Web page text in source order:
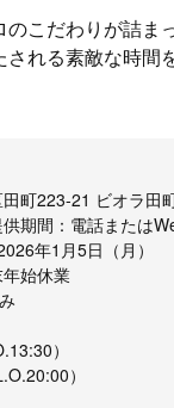
こだわりが詰
れる素敵な時間
町223-21 ビオラ田
供期間：電話または
年1月5日（月）
始休業
）
）